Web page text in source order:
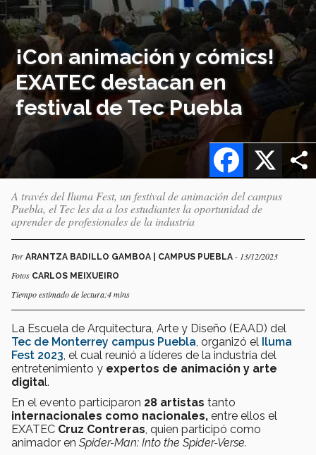
¡Con animación y cómics!
EXATEC destacan en
festival de Tec Puebla
X
Facebook
A través del Iluma Fest, un festival de animación del campus
Puebla, el Tec les da a los estudiantes la oportunidad de
aprender de profesionales de la industria
Por ARANTZA BADILLO GAMBOA | CAMPUS PUEBLA - 13/12/2023
Fotos CARLOS MEIXUEIRO
Tiempo estimado de lectura:4 mins
La Escuela de Arquitectura, Arte y Diseño (EAAD) del
Tec de Monterrey campus Puebla , organizó el Iluma
Fest 2023 , el cual reunió a líderes de la industria del
entretenimiento y expertos de animación y arte
digital.
En el evento participaron 28 artistas tanto
internacionales como nacionales, entre ellos el
EXATEC Cruz Contreras , quien participó como
animador en Spider-Man: Into the Spider-Verse.